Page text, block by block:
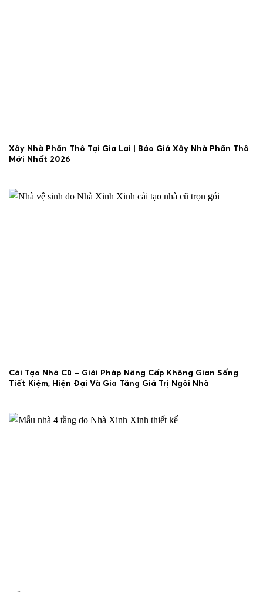
Xây Nhà Phần Thô Tại Gia Lai | Báo Giá Xây Nhà Phần Thô
Mới Nhất 2026
Cải Tạo Nhà Cũ – Giải Pháp Nâng Cấp Không Gian Sống
Tiết Kiệm, Hiện Đại Và Gia Tăng Giá Trị Ngôi Nhà